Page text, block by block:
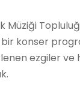
Müziği
konser
ezgiler